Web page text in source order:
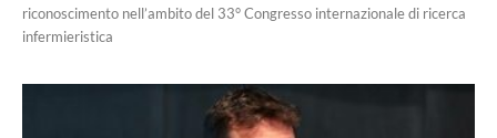
riconoscimento nell’ambito del 33° Congresso internazionale di ricerca
infermieristica